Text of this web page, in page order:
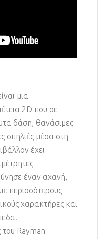
μια
2D που σε
δάση, θανάσιμες
σπηλιές μέσα στη
έχει
έναν αχανή,
περισσότερους
χαρακτήρες και
του Rayman